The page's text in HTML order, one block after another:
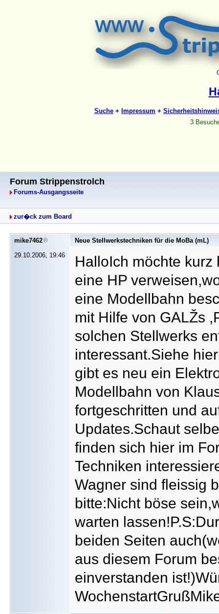
Forum Strippenstrolch
Forums-Ausgangsseite
zur�ck zum Board
mike7462
29.10.2006, 19:46
Neue Stellwerkstechniken für die MoBa (mL)
HalloIch möchte
eine HP
eine Modellbahn
mit Hilfe von GALŽs
solchen Stellwerks
interessant.Siehe
gibt es neu ein
Modellbahn von
fortgeschritten und
Updates.Schaut
finden sich hier im
Techniken
Wagner sind fleissig
bitte:Nicht böse
warten
beiden Seiten
aus diesem Forum
einverstanden